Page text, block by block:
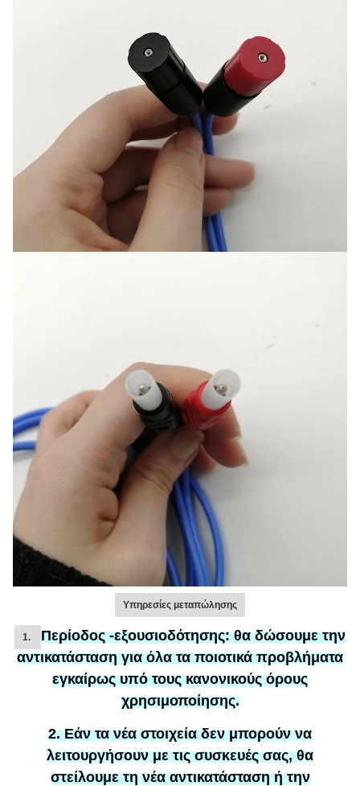
Υπηρεσίες μεταπώλησης
1. Περίοδος -εξουσιοδότησης:θα δώσουμε την
αντικατάστασηγιαόλα τα ποιοτικά προβλήματα
εγκαίρως υπό τους κανονικούς όρους
χρησιμοποίησης.
2. Εάν τα νέα στοιχεία δεν μπορούν να
λειτουργήσουν με τις συσκευές σας, θα
στείλουμε τη νέα αντικατάσταση ή την